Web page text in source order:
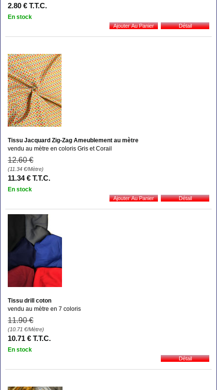
2.80 € T.T.C.
En stock
Tissu Jacquard Zig-Zag Ameublement au mètre
vendu au mètre en coloris Gris et Corail
12.60 €
(11.34 €/Mètre)
11.34 € T.T.C.
En stock
Tissu drill coton
vendu au mètre en 7 coloris
11.90 €
(10.71 €/Mètre)
10.71 € T.T.C.
En stock